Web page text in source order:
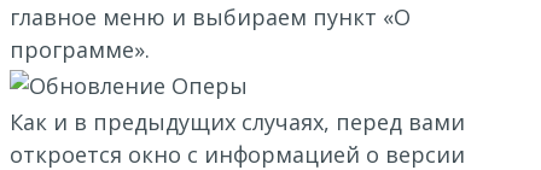
главное меню и выбираем пункт «О
программе».
Как и в предыдущих случаях, перед вами
откроется окно с информацией о версии